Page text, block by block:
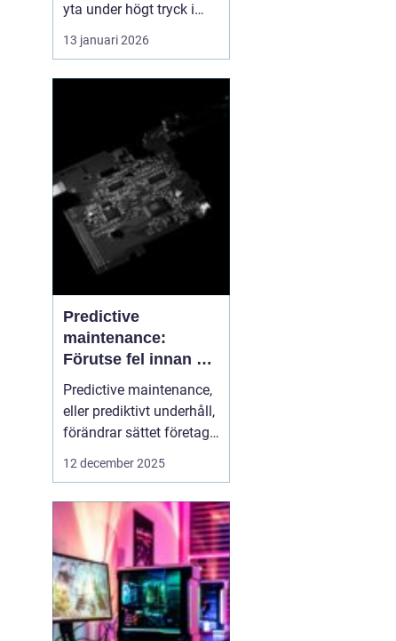
yta under högt tryck i
stället för att gjutas i
formar. Tekniken a...
13 januari 2026
Predictive
maintenance:
Förutse fel innan de
uppstår med hjälp
av sensorer
Predictive maintenance,
eller prediktivt underhåll,
förändrar sättet företag
hanterar maskiner och
går sönder, använder
system se...
12 december 2025